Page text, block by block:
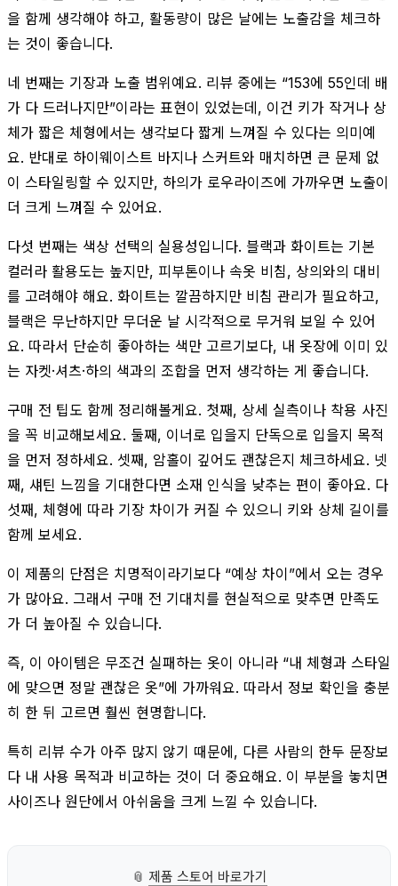
을 함께 생각해야 하고, 활동량이 많은 날에는 노출감을 체크하
는 것이 좋습니다.
네 번째는 기장과 노출 범위예요. 리뷰 중에는 “153에 55인데 배
가 다 드러나지만”이라는 표현이 있었는데, 이건 키가 작거나 상
체가 짧은 체형에서는 생각보다 짧게 느껴질 수 있다는 의미예
요. 반대로 하이웨이스트 바지나 스커트와 매치하면 큰 문제 없
이 스타일링할 수 있지만, 하의가 로우라이즈에 가까우면 노출이
더 크게 느껴질 수 있어요.
다섯 번째는 색상 선택의 실용성입니다. 블랙과 화이트는 기본
컬러라 활용도는 높지만, 피부톤이나 속옷 비침, 상의와의 대비
를 고려해야 해요. 화이트는 깔끔하지만 비침 관리가 필요하고,
블랙은 무난하지만 무더운 날 시각적으로 무거워 보일 수 있어
요. 따라서 단순히 좋아하는 색만 고르기보다, 내 옷장에 이미 있
는 자켓·셔츠·하의 색과의 조합을 먼저 생각하는 게 좋습니다.
구매 전 팁도 함께 정리해볼게요. 첫째, 상세 실측이나 착용 사진
을 꼭 비교해보세요. 둘째, 이너로 입을지 단독으로 입을지 목적
을 먼저 정하세요. 셋째, 암홀이 깊어도 괜찮은지 체크하세요. 넷
째, 섀틴 느낌을 기대한다면 소재 인식을 낮추는 편이 좋아요. 다
섯째, 체형에 따라 기장 차이가 커질 수 있으니 키와 상체 길이를
함께 보세요.
이 제품의 단점은 치명적이라기보다 “예상 차이”에서 오는 경우
가 많아요. 그래서 구매 전 기대치를 현실적으로 맞추면 만족도
가 더 높아질 수 있습니다.
즉, 이 아이템은 무조건 실패하는 옷이 아니라 “내 체형과 스타일
에 맞으면 정말 괜찮은 옷”에 가까워요. 따라서 정보 확인을 충분
히 한 뒤 고르면 훨씬 현명합니다.
특히 리뷰 수가 아주 많지 않기 때문에, 다른 사람의 한두 문장보
다 내 사용 목적과 비교하는 것이 더 중요해요. 이 부분을 놓치면
사이즈나 원단에서 아쉬움을 크게 느낄 수 있습니다.
📎 제품 스토어 바로가기